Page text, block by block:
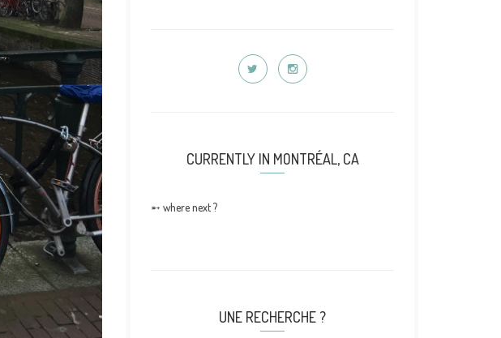
CURRENTLY IN MONTRÉAL, CA
➵ where next ?
UNE RECHERCHE ?